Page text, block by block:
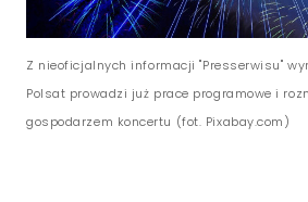
Z nieoficjalnych informacji "Presserwisu"
Polsat prowadzi już prace programowe i
gospodarzem koncertu (fot. Pixabay.com)